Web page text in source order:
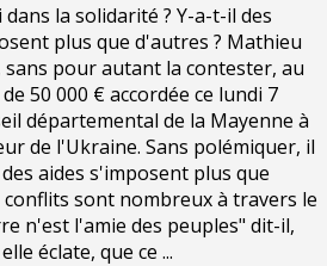
la solidarité ? Y-a-t-il des
plus que d'autres ? Mathieu
pour autant la contester, au
50 000 € accordée ce lundi 7
départemental de la Mayenne à
de l'Ukraine. Sans polémiquer, il
aides s'imposent plus que
sont nombreux à travers le
n'est l'amie des peuples" dit-il,
éclate, que ce ...